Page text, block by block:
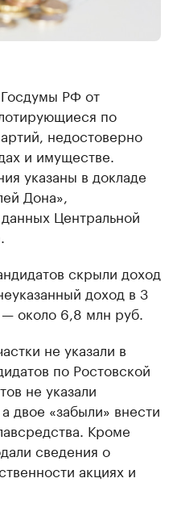
РФ от
по
недостоверно
и имуществе.
указаны в докладе
Дона»,
Центральной
скрыли доход
доход в 3
около 6,8 млн руб.
не указали в
по Ростовской
не указали
двое «забыли» внести
Кроме
сведения о
акциях и